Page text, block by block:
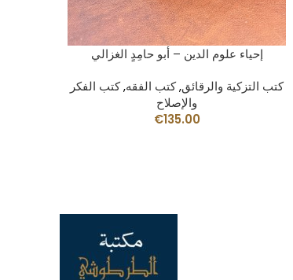
AÑADIR AL CARRITO
إحياء علوم الدين – أبو حامِدٍ الغزالي
كتب التزكية والرقائق,كتب الفقه,كتب الفكر
والإصلاح
€135.00